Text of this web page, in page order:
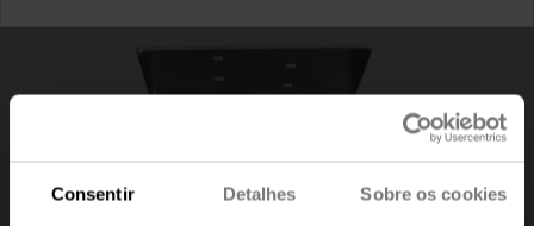
Consentir Detalhes Sobre os cookies